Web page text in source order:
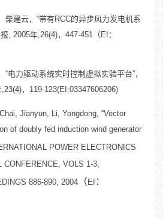
柴建云，“带有RCC的异步风力发电机系
, 2005年,26(4)，447-451（EI：
“电力驱动系统实时控制虚拟实验平台”，
，119-123(EI:03347606206)
Jianyun, Li, Yongdong, “Vector
of doubly fed induction wind generator
POWER ELECTRONICS
VOLS 1-3,
886-890, 2004 （EI ：